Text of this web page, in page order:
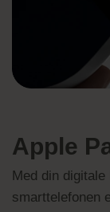
Apple
Med din
smarttelefonen